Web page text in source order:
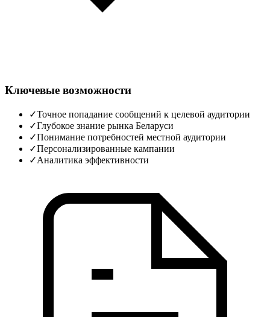
Ключевые возможности
✓Точное попадание сообщений к целевой аудитории
✓Глубокое знание рынка Беларуси
✓Понимание потребностей местной аудитории
✓Персонализированные кампании
✓Аналитика эффективности